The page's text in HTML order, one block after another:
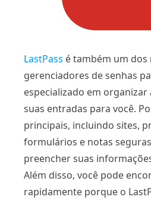
LastPass é também um
gerenciadores de senhas
especializado em
suas entradas para você.
principais, incluindo sites,
formulários e notas
preencher suas
Além disso, você pode
rapidamente porque o